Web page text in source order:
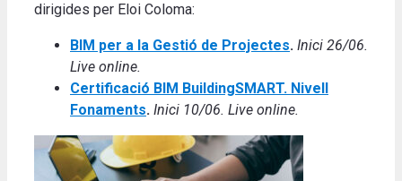
dirigides per Eloi Coloma:
BIM per a la Gestió de Projectes. Inici 26/06.
Live online.
Certificació BIM BuildingSMART. Nivell
Fonaments. Inici 10/06. Live online.